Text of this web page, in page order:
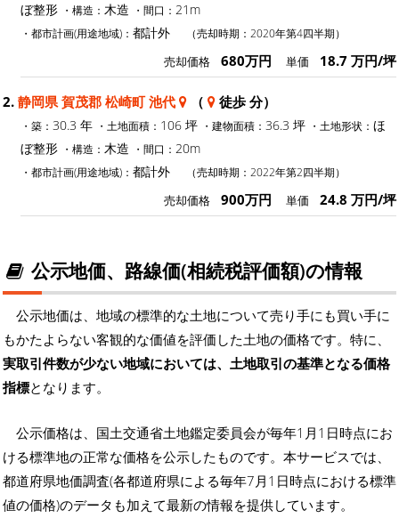
ぼ整形 ・構造： 木造 ・間口： 21m
・都市計画(用途地域)： 都計外 （売却時期：2020年第4四半期）
売却価格 680万円 単価 18.7 万円/坪
2. 静岡県 賀茂郡 松崎町 池代 （ 徒歩 分）
・築： 30.3 年 ・土地面積： 106 坪 ・建物面積： 36.3 坪 ・土地形状： ほ
ぼ整形 ・構造： 木造 ・間口： 20m
・都市計画(用途地域)： 都計外 （売却時期：2022年第2四半期）
売却価格 900万円 単価 24.8 万円/坪
公示地価、路線価(相続税評価額)の情報
公示地価は、地域の標準的な土地について売り手にも買い手に
もかたよらない客観的な価値を評価した土地の価格です。特に、
実取引件数が少ない地域においては、土地取引の基準となる価格
指標となります。
公示価格は、国土交通省土地鑑定委員会が毎年1月1日時点にお
ける標準地の正常な価格を公示したものです。本サービスでは、
都道府県地価調査(各都道府県による毎年7月1日時点における標準
値の価格)のデータも加えて最新の情報を提供しています。